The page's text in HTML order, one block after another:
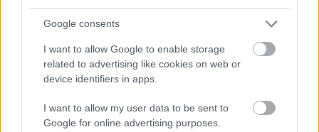
Google consents
I want to allow Google to enable storage
related to advertising like cookies on web or
device identifiers in apps.
I want to allow my user data to be sent to
Google for online advertising purposes.
Júniusban 296 378 új személygépkocsit regisztráltak
Németországban, ez 15,7 százalékos növekedés éves
százalékkal emelkedtek, részesedésük 36 százalék volt, míg